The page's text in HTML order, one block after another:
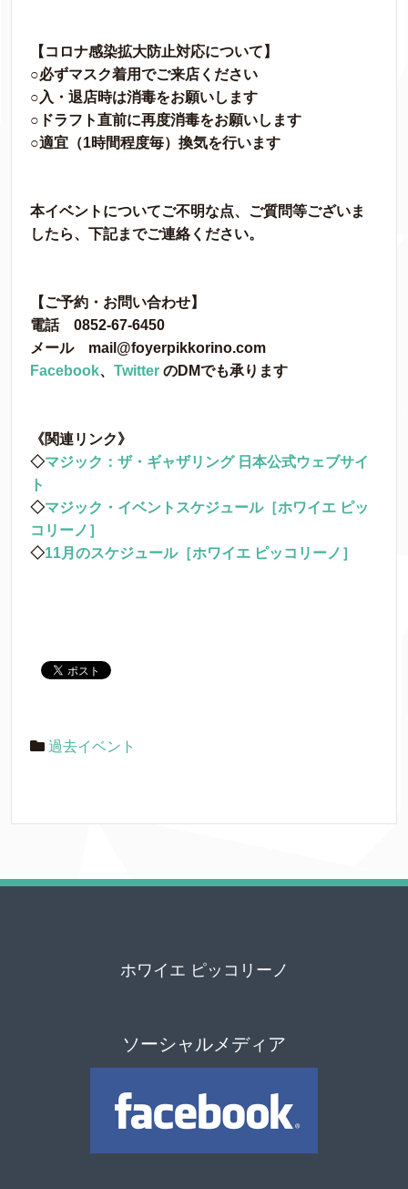
【コロナ感染拡大防止対応について】
○必ずマスク着用でご来店ください
○入・退店時は消毒をお願いします
○ドラフト直前に再度消毒をお願いします
○適宜（1時間程度毎）換気を行います
本イベントについてご不明な点、ご質問等ございま
したら、下記までご連絡ください。
【ご予約・お問い合わせ】
電話 0852-67-6450
メール mail@foyerpikkorino.com
Facebook、 Twitter のDMでも承ります
《関連リンク》
◇マジック：ザ・ギャザリング 日本公式ウェブサイ
ト
◇マジック・イベントスケジュール［ホワイエ ピッ
コリーノ］
◇11月のスケジュール［ホワイエ ピッコリーノ］
過去イベント
ホワイエ ピッコリーノ
ソーシャルメディア